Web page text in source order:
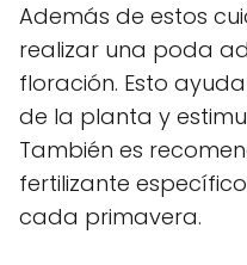
Además de estos
realizar una poda
floración. Esto
de la planta y
También es
fertilizante
cada primavera.